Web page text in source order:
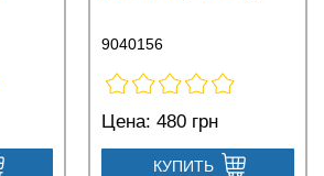
9040156
Цена: 480 грн
КУПИТЬ